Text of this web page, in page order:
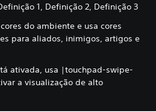
1, Definição 2, Definição 3
do ambiente e usa cores
para aliados, inimigos, artigos e
ativada, usa |touchpad-swipe-
a visualização de alto